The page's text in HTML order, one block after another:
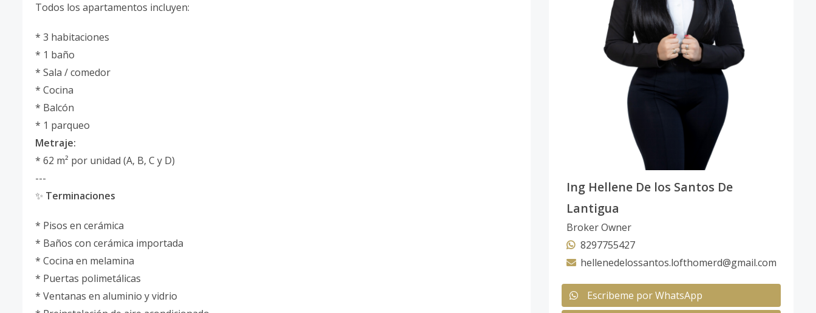
Todos los apartamentos incluyen:
* 3 habitaciones
* 1 baño
* Sala / comedor
* Cocina
* Balcón
* 1 parqueo
Metraje:
* 62 m² por unidad (A, B, C y D)
---
✨ Terminaciones
* Pisos en cerámica
* Baños con cerámica importada
* Cocina en melamina
* Puertas polimetálicas
* Ventanas en aluminio y vidrio
Ing Hellene De los Santos De
Lantigua
Broker Owner
8297755427
hellenedelossantos.lofthomerd@gmail.com
Escribeme por WhatsApp